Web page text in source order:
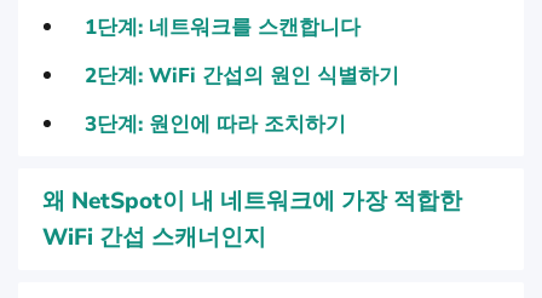
1단계: 네트워크를 스캔합니다
2단계: WiFi 간섭의 원인 식별하기
3단계: 원인에 따라 조치하기
왜 NetSpot이 내 네트워크에 가장 적합한
WiFi 간섭 스캐너인지